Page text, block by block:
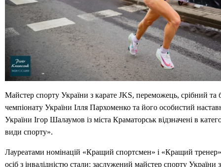
Майстер спорту України з карате JKS, переможець, срібний та
чемпіонату України Ілля Пархоменко та його особистий
України Ігор Шалаумов із міста Краматорськ відзначені в
види спорту».
Лауреатами номінацій «Кращий спортсмен» і «Кращий
осіб з інвалідністю стали: заслужений майстер спорту України